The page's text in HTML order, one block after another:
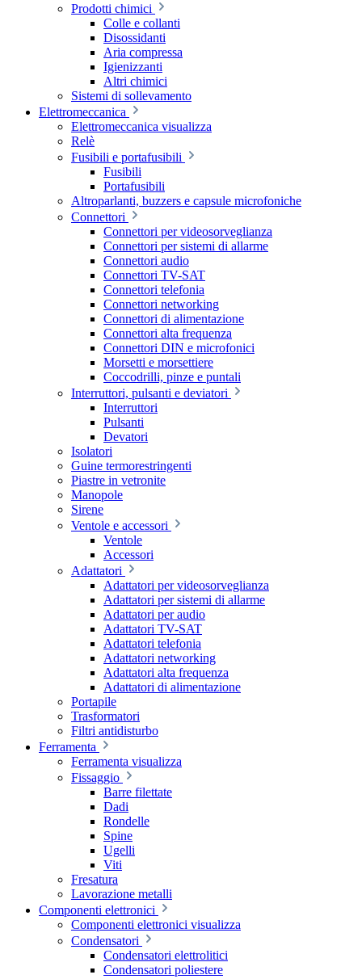
Prodotti chimici
Colle e collanti
Disossidanti
Aria compressa
Igienizzanti
Altri chimici
Sistemi di sollevamento
Elettromeccanica
Elettromeccanica visualizza
Relè
Fusibili e portafusibili
Fusibili
Portafusibili
Altroparlanti, buzzers e capsule microfoniche
Connettori
Connettori per videosorveglianza
Connettori per sistemi di allarme
Connettori audio
Connettori TV-SAT
Connettori telefonia
Connettori networking
Connettori di alimentazione
Connettori alta frequenza
Connettori DIN e microfonici
Morsetti e morsettiere
Coccodrilli, pinze e puntali
Interruttori, pulsanti e deviatori
Interruttori
Pulsanti
Devatori
Isolatori
Guine termorestringenti
Piastre in vetronite
Manopole
Sirene
Ventole e accessori
Ventole
Accessori
Adattatori
Adattatori per videosorveglianza
Adattatori per sistemi di allarme
Adattatori per audio
Adattatori TV-SAT
Adattatori telefonia
Adattatori networking
Adattatori alta frequenza
Adattatori di alimentazione
Portapile
Trasformatori
Filtri antidisturbo
Ferramenta
Ferramenta visualizza
Fissaggio
Barre filettate
Dadi
Rondelle
Spine
Ugelli
Viti
Fresatura
Lavorazione metalli
Componenti elettronici
Componenti elettronici visualizza
Condensatori
Condensatori elettrolitici
Condensatori poliestere